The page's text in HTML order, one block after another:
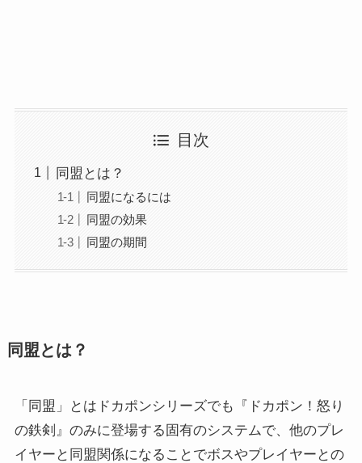
目次
同盟とは？
同盟になるには
同盟の効果
同盟の期間
同盟とは？
「同盟」とはドカポンシリーズでも『ドカポン！怒り
の鉄剣』のみに登場する固有のシステムで、他のプレ
イヤーと同盟関係になることでボスやプレイヤーとの